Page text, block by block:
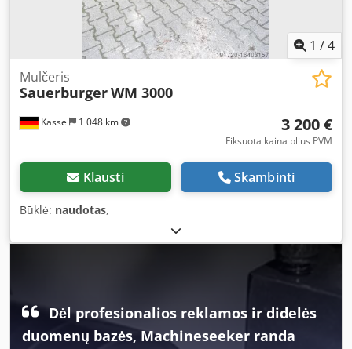
1 /4
Kassel 1 048 km
Mulčeris
SauerburgerWM 3000
3 200 €
Fiksuota kaina plius PVM
Klausti Skambinti
Būklė: naudotas,
Dėl profesionalios reklamos ir didelės
duomenų bazės, Machineseeker randa